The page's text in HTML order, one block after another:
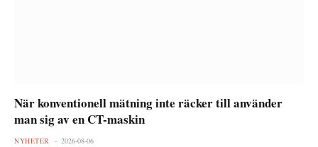
När konventionell mätning inte räcker till använder
man sig av en CT-maskin
NYHETER 2026-08-06